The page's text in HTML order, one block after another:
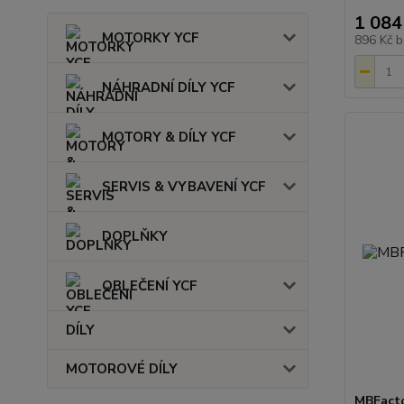
MOTORKY YCF
NÁHRADNÍ DÍLY YCF
MOTORY & DÍLY YCF
SERVIS & VYBAVENÍ YCF
DOPLŇKY
OBLEČENÍ YCF
DÍLY
MOTOROVÉ DÍLY
1
896 Kč